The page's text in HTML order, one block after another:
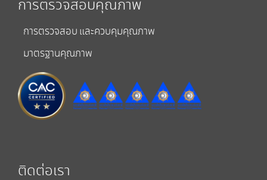
การตรวจสอบ และควบคุมคุณภาพ
มาตรฐานคุณภาพ
ติดต่อเรา